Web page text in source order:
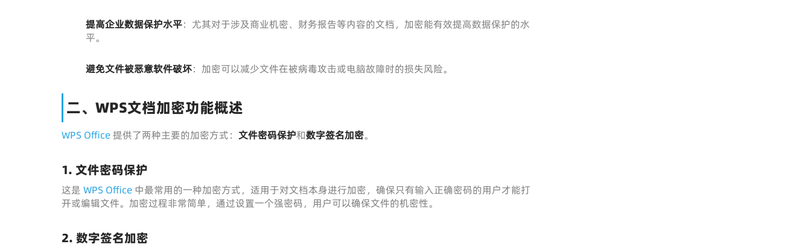
提高企业数据保护水平：尤其对于涉及商业机密、财务报告等内容的文档，加密能有效提高数据保护的水
平。
避免文件被恶意软件破坏：加密可以减少文件在被病毒攻击或电脑故障时的损失风险。
二、WPS文档加密功能概述
WPS Office提供了两种主要的加密方式： 文件密码保护和数字签名加密。
1. 文件密码保护
这是 WPS Office 中最常用的一种加密方式，适用于对文档本身进行加密，确保只有输入正确密码的用户才能打
开或编辑文件。加密过程非常简单，通过设置一个强密码，用户可以确保文件的机密性。
2. 数字签名加密